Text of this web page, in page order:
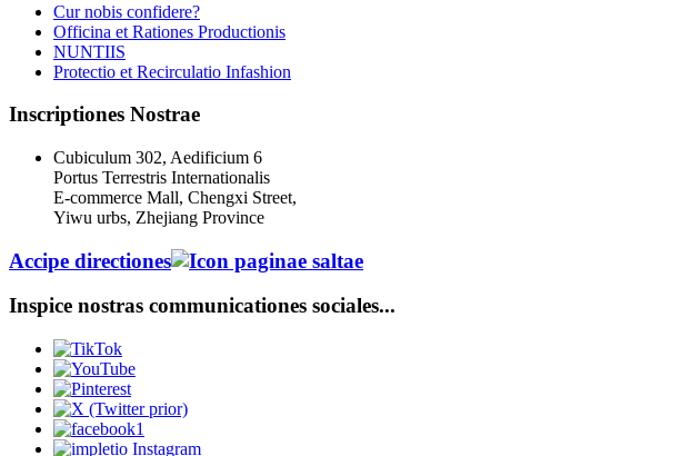
Cur nobis confidere?
Officina et Rationes Productionis
NUNTIIS
Protectio et Recirculatio Infashion
Inscriptiones Nostrae
Cubiculum 302, Aedificium 6
Portus Terrestris Internationalis
E-commerce Mall, Chengxi Street,
Yiwu urbs, Zhejiang Province
Accipe directiones
Inspice nostras communicationes sociales...